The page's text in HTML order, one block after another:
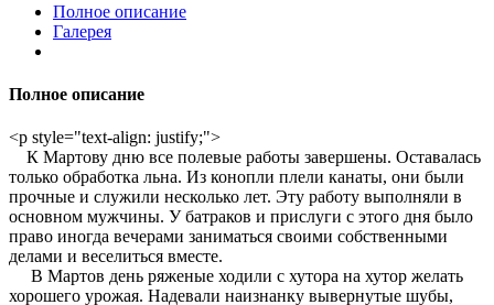
Полное описание
Галерея
Полное описание
<p style="text-align: justify;">
К Мартову дню все полевые работы завершены. Оставалась
только обработка льна. Из конопли плели канаты, они были
прочные и служили несколько лет. Эту работу выполняли в
основном мужчины. У батраков и прислуги с этого дня было
право иногда вечерами заниматься своими собственными
делами и веселиться вместе.
В Мартов день ряженые ходили с хутора на хутор желать
хорошего урожая. Надевали наизнанку вывернутые шубы,